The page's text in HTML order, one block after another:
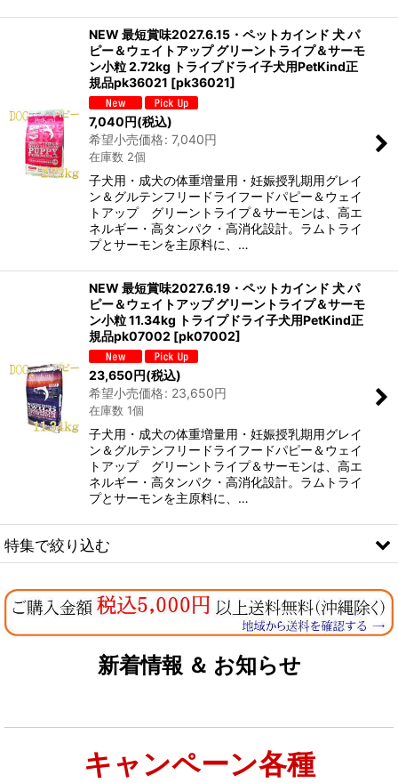
NEW 最短賞味2027.6.15・ペットカインド 犬 パ
ピー＆ウェイトアップ グリーントライプ＆サーモ
ン小粒 2.72kg トライプドライ子犬用PetKind正
規品pk36021 [pk36021]
7,040円(税込)
希望小売価格: 7,040円
在庫数 2個
子犬用・成犬の体重増量用・妊娠授乳期用グレイ
ン＆グルテンフリードライフードパピー＆ウェイ
トアップ グリーントライプ＆サーモンは、高エ
ネルギー・高タンパク・高消化設計。ラムトライ
プとサーモンを主原料に、…
NEW 最短賞味2027.6.19・ペットカインド 犬 パ
ピー＆ウェイトアップ グリーントライプ＆サーモ
ン小粒 11.34kg トライプドライ子犬用PetKind正
規品pk07002 [pk07002]
23,650円(税込)
希望小売価格: 23,650円
在庫数 1個
子犬用・成犬の体重増量用・妊娠授乳期用グレイ
ン＆グルテンフリードライフードパピー＆ウェイ
トアップ グリーントライプ＆サーモンは、高エ
ネルギー・高タンパク・高消化設計。ラムトライ
プとサーモンを主原料に、…
特集で絞り込む
なちゅのオリジナルセット
お試しドライフード少量パック犬用
特集：大型犬＆多頭飼い用：セット＆大袋ドッグフード
新着情報 ＆ お知らせ
キャンペーン各種